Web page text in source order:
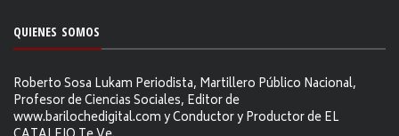
QUIENES SOMOS
Roberto Sosa Lukam Periodista, Martillero Público Nacional,
Profesor de Ciencias Sociales, Editor de
www.barilochedigital.com y Conductor y Productor de EL